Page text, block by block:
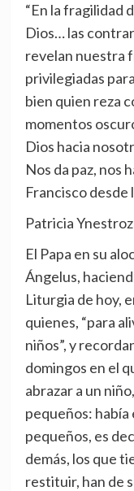
“En la fragilidad
Dios… las
revelan nuestra
privilegiadas
bien quien reza
momentos
Dios hacia
Nos da paz, nos
Francisco desde
Patricia
El Papa en su
Ángelus,
Liturgia de hoy,
quienes, “para
niños”, y
domingos en el
abrazar a un
pequeños:
pequeños, es
demás, los que
restituir, han de